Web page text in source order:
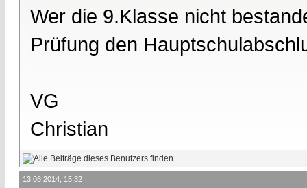
Wer die 9.Klasse nicht
Prüfung den
VG
Christian
13.08.2014, 15:32